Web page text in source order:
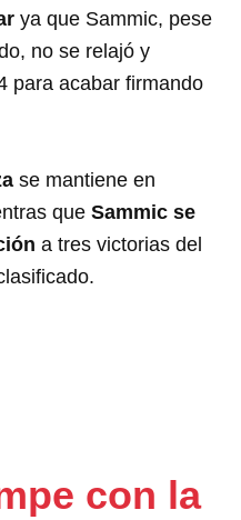
ya que Sammic, pese
no se relajó y
para acabar firmando
se mantiene en
que Sammic se
a tres victorias del
con la